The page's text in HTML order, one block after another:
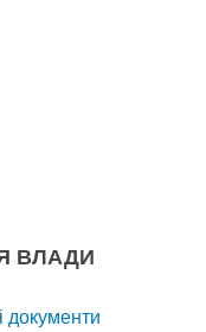
ВЛАДИ
документи